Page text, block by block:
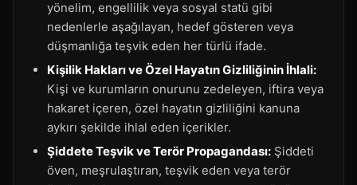
yönelim, engellilik veya sosyal statü gibi
nedenlerle aşağılayan, hedef gösteren veya
düşmanlığa teşvik eden her türlü ifade.
Kişilik Hakları ve Özel Hayatın Gizliliğinin İhlali:
Kişi ve kurumların onurunu zedeleyen, iftira veya
hakaret içeren, özel hayatın gizliliğini kanuna
aykırı şekilde ihlal eden içerikler.
Şiddete Teşvik ve Terör Propagandası: Şiddeti
öven, meşrulaştıran, teşvik eden veya terör